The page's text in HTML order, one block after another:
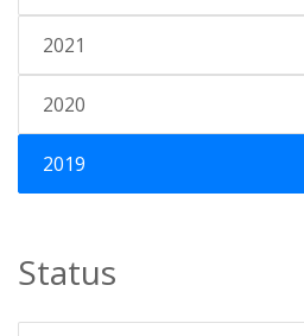
2021
2020
2019
Status